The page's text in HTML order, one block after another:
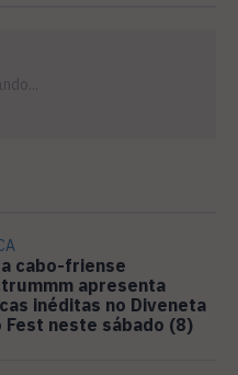
cabo-friense
apresenta
inéditas no Diveneta
Fest neste sábado (8)